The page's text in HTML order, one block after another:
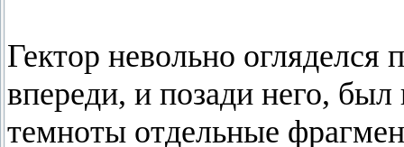
Гектор невольно
впереди, и позади него,
темноты отдельные